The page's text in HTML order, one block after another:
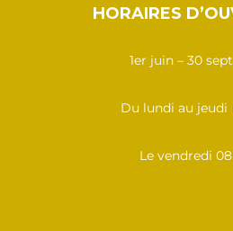
HORAIRES
1er juin – 30
Du lundi au jeudi
Le vendredi